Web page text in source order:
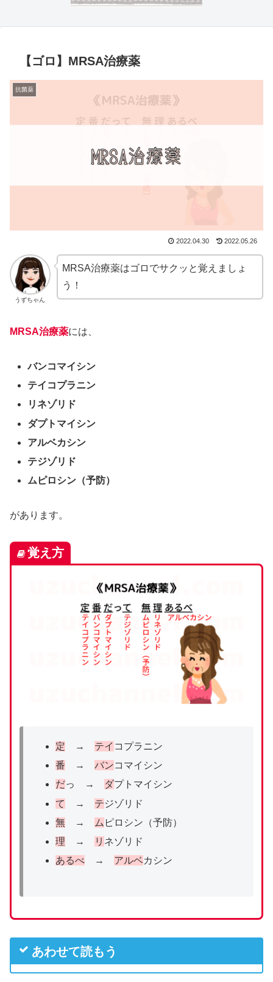
【ゴロ】MRSA治療薬
抗菌薬
2022.04.30 2022.05.26
うずちゃん
MRSA治療薬はゴロでサクッと覚えましょ
う！
MRSA治療薬には、
バンコマイシン
テイコプラニン
リネゾリド
ダプトマイシン
アルベカシン
テジゾリド
ムピロシン（予防）
があります。
覚え方
定 → テイ コプラニン
番 → バンコマイシン
だっ → ダプトマイシン
て
→ テジゾリド
無→ ム ピロシン（予防）
理 → リ ネゾリド
あるべ→ アルベカシン
あわせて読もう